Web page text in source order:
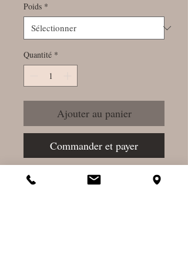
Poids *
Quantité *
Ajouter au panier
Commander et payer
Rafraichissant et expectorant